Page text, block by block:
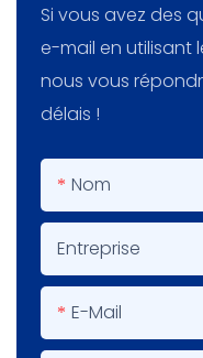
Si vous avez des
e-mail en utilisant
nous vous
délais !
Nom
Entreprise
E-Mail